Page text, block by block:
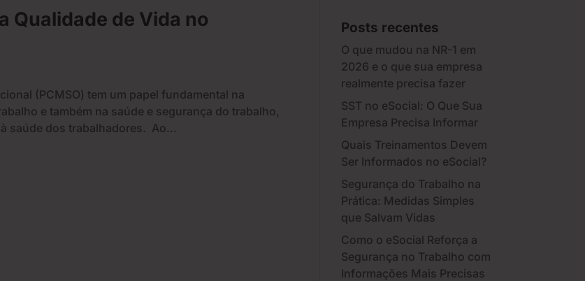
Qualidade de Vida no
(PCMSO) tem um papel fundamental na
e também na saúde e segurança do trabalho,
saúde dos trabalhadores. Ao...
Posts recentes
O que mudou na NR-1 em
2026 e o que sua empresa
realmente precisa fazer
SST no eSocial: O Que Sua
Empresa Precisa Informar
Quais Treinamentos Devem
Ser Informados no eSocial?
Segurança do Trabalho na
Prática: Medidas Simples
que Salvam Vidas
Como o eSocial Reforça a
Segurança no Trabalho com
Informações Mais Precisas